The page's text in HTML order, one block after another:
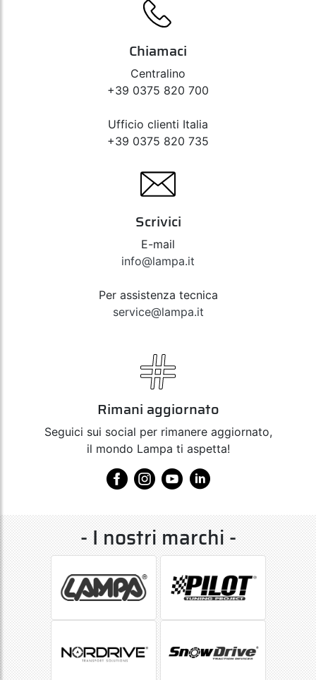
Chiamaci
Centralino
+39 0375 820 700
Ufficio clienti Italia
+39 0375 820 735
Scrivici
E-mail
info@lampa.it
Per assistenza tecnica
service@lampa.it
Rimani aggiornato
Seguici sui social per rimanere aggiornato,
il mondo Lampa ti aspetta!
- I nostri marchi -